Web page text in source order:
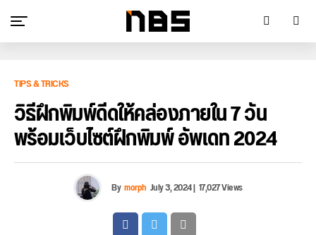
TIPS & TRICKS
วิธีฝึกพิมพ์ดีดให้คล่องภายใน 7 วัน
พร้อมเว็บไซต์ฝึกพิมพ์ อัพเดท 2024
Bymorph July 3, 2024| 17,027 Views